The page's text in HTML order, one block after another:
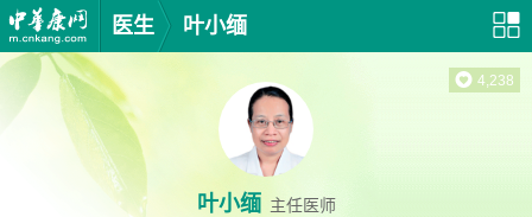
医生 叶小缅
叶小缅 主任医师
4,238